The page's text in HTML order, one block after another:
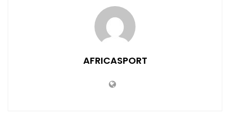
AFRICASPORT